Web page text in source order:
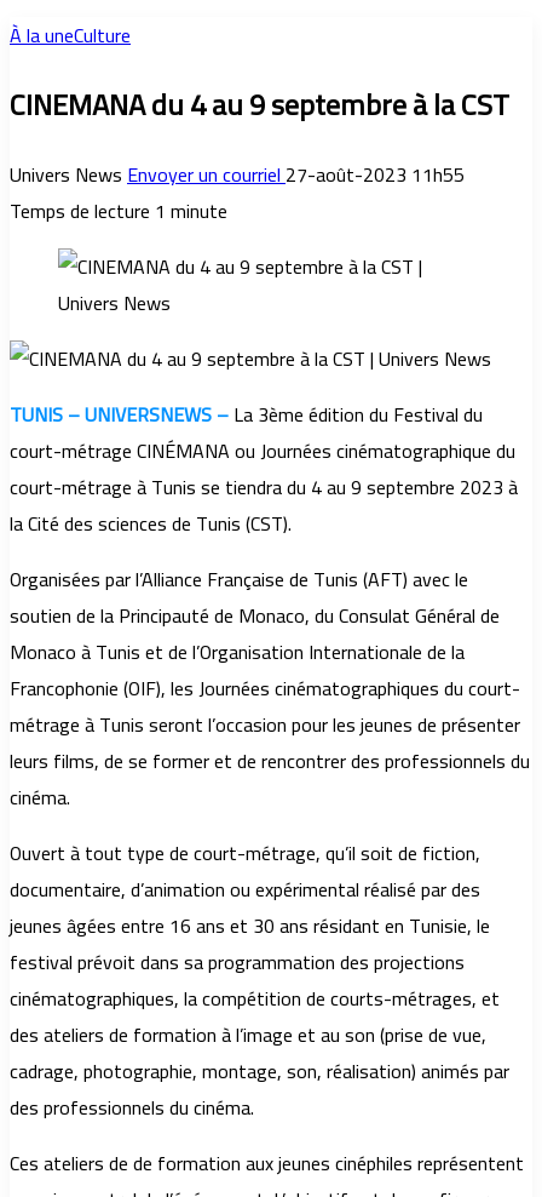
À la uneCulture
CINEMANA du 4 au 9 septembre à la CST
Univers NewsEnvoyer un courriel27-août-2023 11h55
Temps de lecture 1 minute
TUNIS – UNIVERSNEWS –La 3ème édition du Festival du
court-métrage CINÉMANA ou Journées cinématographique du
court-métrage à Tunis se tiendra du 4 au 9 septembre 2023 à
la Cité des sciences de Tunis (CST).
Organisées par l’Alliance Française de Tunis (AFT) avec le
soutien de la Principauté de Monaco, du Consulat Général de
Monaco à Tunis et de l’Organisation Internationale de la
Francophonie (OIF), les Journées cinématographiques du court-
métrage à Tunis seront l’occasion pour les jeunes de présenter
leurs films, de se former et de rencontrer des professionnels du
cinéma.
Ouvert à tout type de court-métrage, qu’il soit de fiction,
documentaire, d’animation ou expérimental réalisé par des
jeunes âgées entre 16 ans et 30 ans résidant en Tunisie, le
festival prévoit dans sa programmation des projections
cinématographiques, la compétition de courts-métrages, et
des ateliers de formation à l’image et au son (prise de vue,
cadrage, photographie, montage, son, réalisation) animés par
des professionnels du cinéma.
Ces ateliers de de formation aux jeunes cinéphiles représentent